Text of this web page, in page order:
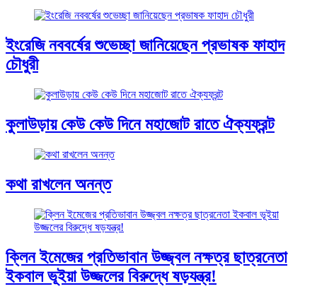
ইংরেজি নববর্ষের শুভেচ্ছা জানিয়েছেন প্রভাষক ফাহাদ
চৌধুরী
কুলাউড়ায় কেউ কেউ দিনে মহাজোট রাতে ঐক্যফ্রন্ট
কথা রাখলেন অনন্ত
ক্লিন ইমেজের প্রতিভাবান উজ্জ্বল নক্ষত্র ছাত্রনেতা
ইকবাল ভূইয়া উজ্জলের বিরুদ্ধে ষড়যন্ত্র!